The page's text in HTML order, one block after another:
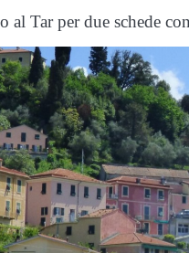
al Tar per due schede